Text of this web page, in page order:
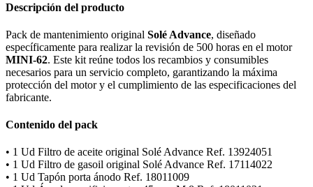
Descripción del producto
Pack de mantenimiento original Solé Advance, diseñado
específicamente para realizar la revisión de 500 horas en el motor
MINI-62. Este kit reúne todos los recambios y consumibles
necesarios para un servicio completo, garantizando la máxima
protección del motor y el cumplimiento de las especificaciones del
fabricante.
Contenido del pack
• 1 Ud Filtro de aceite original Solé Advance Ref. 13924051
• 1 Ud Filtro de gasoil original Solé Advance Ref. 17114022
• 1 Ud Tapón porta ánodo Ref. 18011009